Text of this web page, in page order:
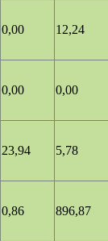
0,00 12,24
0,00 0,00
23,94 5,78
0,86 896,87